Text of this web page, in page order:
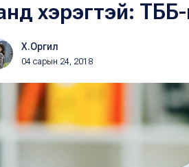
хэрэгтэй: ТББ-
Х.Оргил
04 сарын 24, 2018